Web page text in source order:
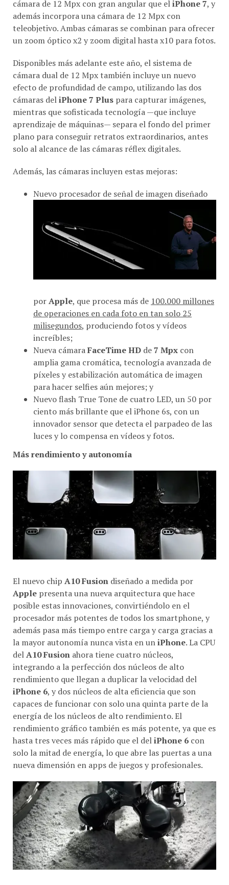
cámara de 12 Mpx con gran angular que eliPhone 7, y
además incorpora una cámara de 12 Mpx con
teleobjetivo. Ambas cámaras se combinan para ofrecer
un zoom óptico x2 y zoom digital hasta x10 para fotos.
Disponibles más adelante este año, el sistema de
cámara dual de 12 Mpx también incluye un nuevo
efecto de profundidad de campo, utilizando las dos
cámaras deliPhone 7 Plus para capturar imágenes,
mientras que sofisticada tecnología —que incluye
aprendizaje de máquinas— separa el fondo del primer
plano para conseguir retratos extraordinarios, antes
solo al alcance de las cámaras réflex digitales.
Además, las cámaras incluyen estas mejoras:
Nuevo procesador de señal de imagen diseñado
porApple, que procesa más de 100.000 millones
de operaciones en cada foto en tan solo 25
milisegundos, produciendo fotos y vídeos
increíbles;
Nueva cámaraFaceTime HD de7 Mpx con
amplia gama cromática, tecnología avanzada de
píxeles y estabilización automática de imagen
para hacer selfies aún mejores; y
Nuevo flash True Tone de cuatro LED, un 50 por
ciento más brillante que el iPhone 6s, con un
innovador sensor que detecta el parpadeo de las
luces y lo compensa en vídeos y fotos.
Más rendimiento y autonomía
El nuevo chip A10 Fusion diseñado a medida por
Apple presenta una nueva arquitectura que hace
posible estas innovaciones, convirtiéndolo en el
procesador más potentes de todos los smartphone, y
además pasa más tiempo entre carga y carga gracias a
la mayor autonomía nunca vista en uniPhone. La CPU
delA10 Fusion ahora tiene cuatro núcleos,
integrando a la perfección dos núcleos de alto
rendimiento que llegan a duplicar la velocidad del
iPhone 6, y dos núcleos de alta eficiencia que son
capaces de funcionar con solo una quinta parte de la
energía de los núcleos de alto rendimiento. El
rendimiento gráfico también es más potente, ya que es
hasta tres veces más rápido que el deliPhone 6 con
solo la mitad de energía, lo que abre las puertas a una
nueva dimensión en apps de juegos y profesionales.